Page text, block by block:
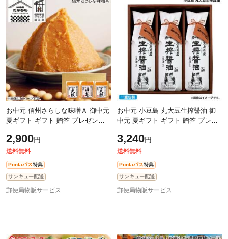
お中元 信州さらしな味噌Ａ 御中元
夏ギフト ギフト 贈答 プレゼント
2,900円
送料無料
Pontaパス特典
サンキュー配送
郵便局物販サービス
お中元 小豆島 丸大豆生搾醤油 御
中元 夏ギフト ギフト 贈答 プレゼ
3,240円
送料無料
Pontaパス特典
サンキュー配送
郵便局物販サービス